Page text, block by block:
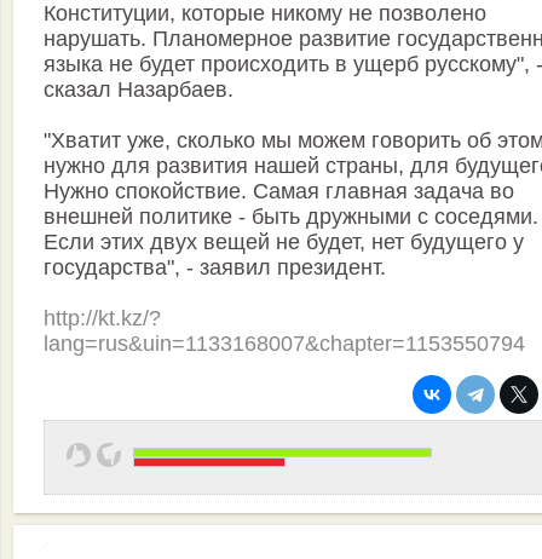
Конституции, которые никому не позволено
нарушать. Планомерное развитие
языка не будет происходить в ущерб русскому", -
сказал Назарбаев.
"Хватит уже, сколько мы можем говорить об
нужно для развития нашей страны, для
Нужно спокойствие. Самая главная задача во
внешней политике - быть дружными с соседями.
Если этих двух вещей не будет, нет будущего у
государства", - заявил президент.
http://kt.kz/?
lang=rus&uin=1133168007&chapter=1153550794